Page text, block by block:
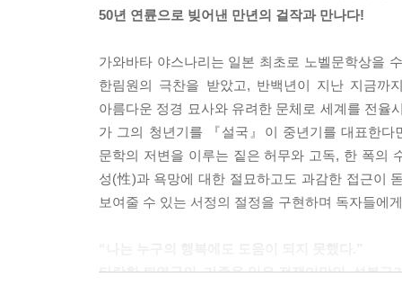
달은 불꽃 속에 있었다. 달 주위에는 부동명왕(不
한 형태의 구름이 있었다.
차가우면서 뿌연 구름의 불꽃, 차가우면서 뿌연
“어젯밤에는 제대로 못 잤으니까 오늘 밤에는 일
드디어 인생의 결정을 내릴 시기가 온 듯했다. 결
---「구름 불꽃」중에서
50년 연륜으로 빚어낸 만년의 걸작과 만나다!
가와바타 야스나리는 일본 최초로 노벨문학상을
한림원의 극찬을 받았고, 반백년이 지난 지금까
아름다운 정경 묘사와 유려한 문체로 세계를 전율
가 그의 청년기를 『설국』이 중년기를 대표한
문학의 저변을 이루는 짙은 허무와 고독, 한 폭의
성(性)과 욕망에 대한 절묘하고도 과감한 접근이
보여줄 수 있는 서정의 절정을 구현하며 독자들에
타락한 퇴역군인, 가족을 잃은 전쟁미망인, 성불